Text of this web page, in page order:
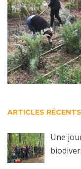
ARTICLES RÉCENTS
Une